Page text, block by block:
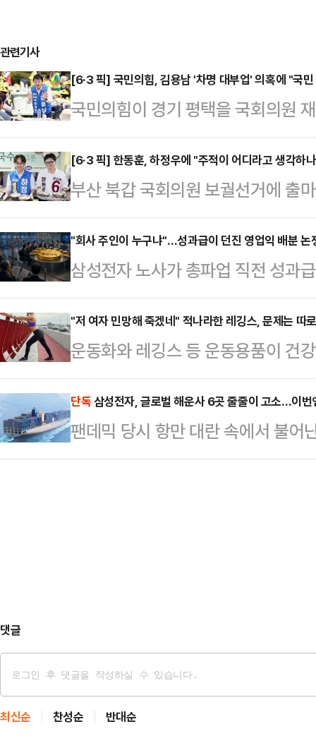
관련기사
[6·3 픽] 국민의힘, 김용남 '차명 대부업' 의혹에 "국
국민의힘이 경기 평택을 국회의원
보가 타인 명의로 대부업체를 운영
기된 데 대해 "국민을 상대로 한 기
훈 국민의힘 중앙선거대책위원회
을 위하는 척 표를 구걸하고, 뒤로
이득을 챙겨온 자가 감히 국회의원
다.박 공보단장은 "김 후보는 이미
다는 폭로로 국민적 공분을 산…
[6·3 픽] 한동훈, 하정우에 "주적이 어디라고 생각하
부산 북갑 국회의원 보궐선거에 출
민주당 후보를 향해 "주적이 어디
23일 페이스북에 "민주당 정치인
니 북한이 주적이 아니라고 한다.
"'주적이 어디냐'는 대한민국 공직
기자들에게 선거방해라고 고자질
기 생각이란 것이 없느냐"고 꼬집
하는 것"이라며 "북…
"회사 주인이 누구냐"…성과급이 던진 영업익 배분 논
삼성전자 노사가 총파업 직전 성과
히려 확산되고 있다. 내부적으로는
부문과 모바일·가전 중심의 디바이
이어지는 가운데, 외부에서는 "회
느냐"는 주주권 논쟁까지 불거진다
직원 보상 재원으로 삼는 구조가 알
상을 넘어서 "회사 주인이 누구인
은 피했지만…성과급 논쟁,…
"저 여자 민망해 죽겠네" 적나라한 레깅스, 문제는 따
운동화와 레깅스 등 운동용품이 건
다.16일 관련업계에 따르면 영국
전문가인 니콜 딘은 최근 데일리메
만 운동할 때 착용하는 옷과 신발이
어 "운동용품을 만들 때 흔히 사용
단독삼성전자, 글로벌 해운사 6곳 줄줄이 고소…이번
팬데믹 당시 항만 대란 속에서 불어
법인은 4년간 해운사들에 그냥 내
댓글
최신순 찬성순 반대순